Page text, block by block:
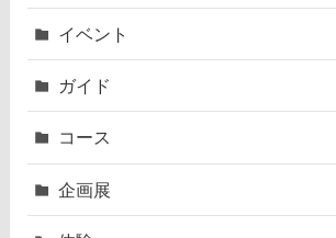
イベント
ガイド
コース
企画展